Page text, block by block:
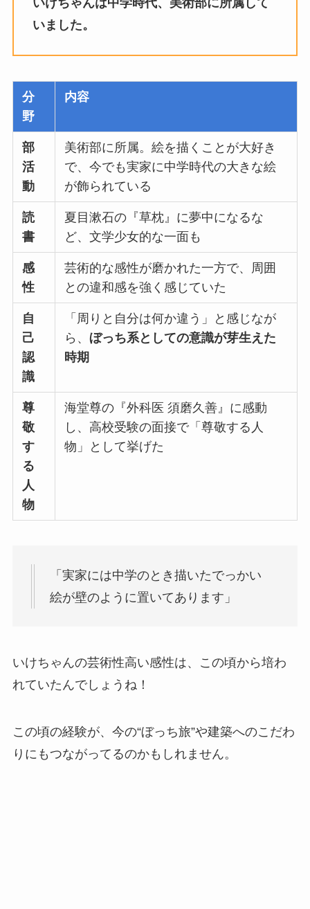
いけちゃんは中学時代、美術部に所属して
いました。
分
野
内容
部
活
動
美術部に所属。絵を描くことが大好き
で、今でも実家に中学時代の大きな絵
が飾られている
読
書
夏目漱石の『草枕』に夢中になるな
ど、文学少女的な一面も
感
性
芸術的な感性が磨かれた一方で、周囲
との違和感を強く感じていた
自
己
認
識
「周りと自分は何か違う」と感じなが
ら、ぼっち系としての意識が芽生えた
時期
尊
敬
す
る
人
物
海堂尊の『外科医 須磨久善』に感動
し、高校受験の面接で「尊敬する人
物」として挙げた
「実家には中学のとき描いたでっかい
絵が壁のように置いてあります」
いけちゃんの芸術性高い感性は、この頃から培わ
れていたんでしょうね！
この頃の経験が、今の“ぼっち旅”や建築へのこだわ
りにもつながってるのかもしれません。